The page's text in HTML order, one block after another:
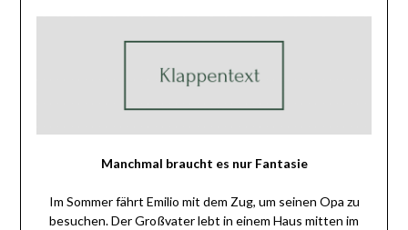
Manchmal braucht es nur Fantasie
Im Sommer fährt Emilio mit dem Zug, um seinen Opa zu
besuchen. Der Großvater lebt in einem Haus mitten im